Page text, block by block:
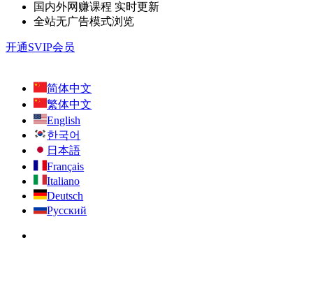
国内外网赚课程 实时更新
全站无广告模式浏览
开通SVIP会员
简体中文
繁体中文
English
한국어
日本語
Français
Italiano
Deutsch
Русский